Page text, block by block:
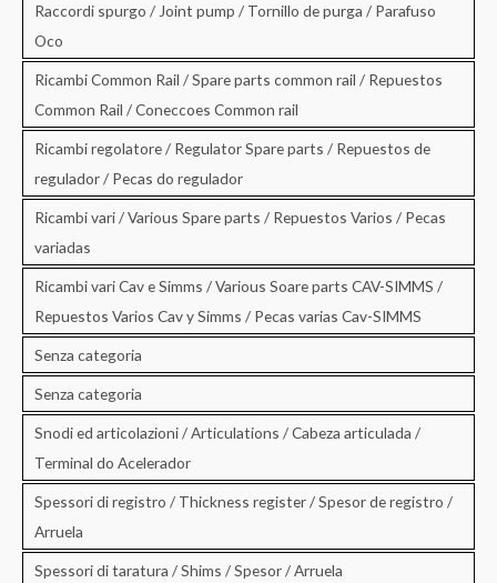
Raccordi spurgo / Joint pump / Tornillo de purga / Parafuso
Oco
Ricambi Common Rail / Spare parts common rail / Repuestos
Common Rail / Coneccoes Common rail
Ricambi regolatore / Regulator Spare parts / Repuestos de
regulador / Pecas do regulador
Ricambi vari / Various Spare parts / Repuestos Varios / Pecas
variadas
Ricambi vari Cav e Simms / Various Soare parts CAV-SIMMS /
Repuestos Varios Cav y Simms / Pecas varias Cav-SIMMS
Senza categoria
Senza categoria
Snodi ed articolazioni / Articulations / Cabeza articulada /
Terminal do Acelerador
Spessori di registro / Thickness register / Spesor de registro /
Arruela
Spessori di taratura / Shims / Spesor / Arruela